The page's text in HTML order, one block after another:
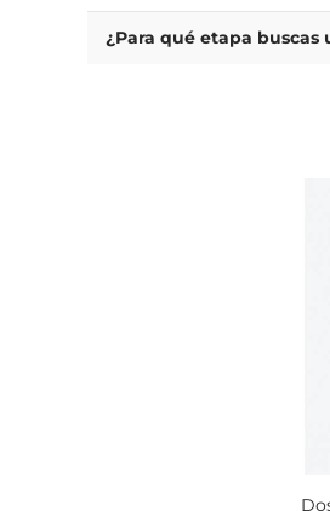
¿Para qué etapa buscas